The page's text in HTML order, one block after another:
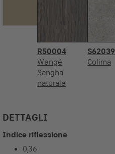
R50004
Wengé
Sangha
naturale
S62039
Colima
DETTAGLI
Indice riflessione
0,36